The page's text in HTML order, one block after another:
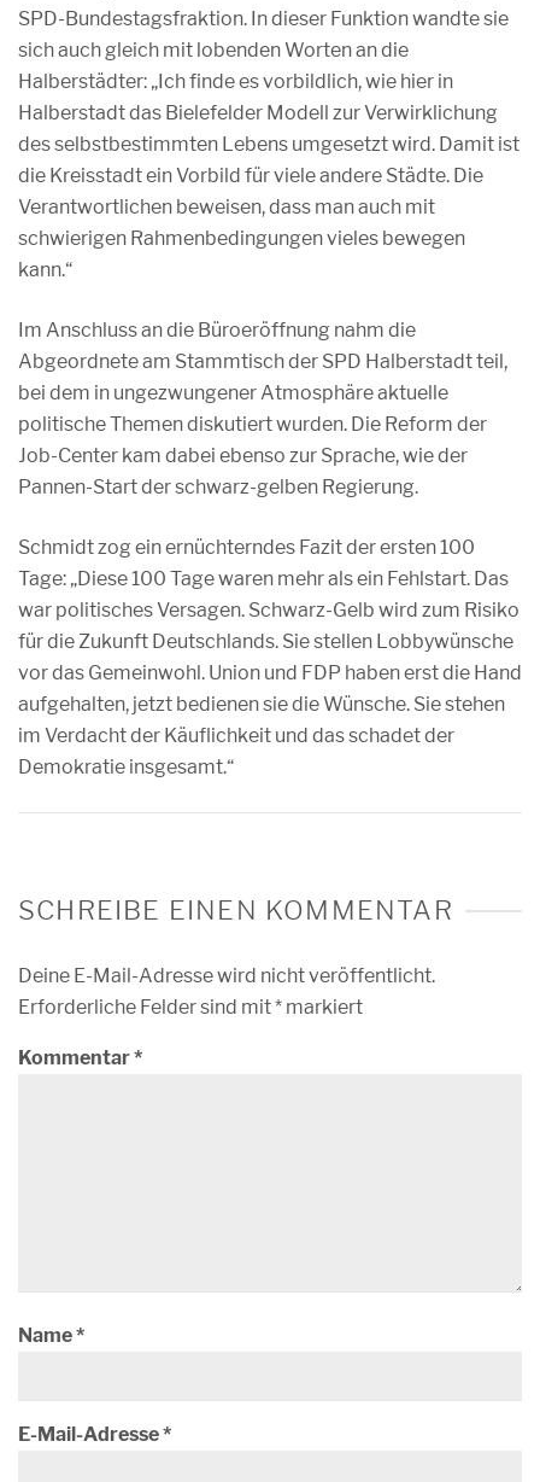
SPD-Bundestagsfraktion. In dieser Funktion wandte sie
sich auch gleich mit lobenden Worten an die
Halberstädter: „Ich finde es vorbildlich, wie hier in
Halberstadt das Bielefelder Modell zur Verwirklichung
des selbstbestimmten Lebens umgesetzt wird. Damit ist
die Kreisstadt ein Vorbild für viele andere Städte. Die
Verantwortlichen beweisen, dass man auch mit
schwierigen Rahmenbedingungen vieles bewegen
kann.“
Im Anschluss an die Büroeröffnung nahm die
Abgeordnete am Stammtisch der SPD Halberstadt teil,
bei dem in ungezwungener Atmosphäre aktuelle
politische Themen diskutiert wurden. Die Reform der
Job-Center kam dabei ebenso zur Sprache, wie der
Pannen-Start der schwarz-gelben Regierung.
Schmidt zog ein ernüchterndes Fazit der ersten 100
Tage: „Diese 100 Tage waren mehr als ein Fehlstart. Das
war politisches Versagen. Schwarz-Gelb wird zum Risiko
für die Zukunft Deutschlands. Sie stellen Lobbywünsche
vor das Gemeinwohl. Union und FDP haben erst die Hand
aufgehalten, jetzt bedienen sie die Wünsche. Sie stehen
im Verdacht der Käuflichkeit und das schadet der
Demokratie insgesamt.“
SCHREIBE EINEN KOMMENTAR
Deine E-Mail-Adresse wird nicht veröffentlicht.
Erforderliche Felder sind mit* markiert
Kommentar*
Name*
E-Mail-Adresse*